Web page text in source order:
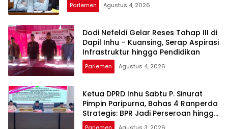
Parlemen Agustus 4, 2026
Dodi Nefeldi Gelar Reses Tahap III di
Dapil Inhu – Kuansing, Serap Aspirasi
Infrastruktur hingga Pendidikan
Parlemen Agustus 4, 2026
Ketua DPRD Inhu Sabtu P. Sinurat
Pimpin Paripurna, Bahas 4 Ranperda
Strategis: BPR Jadi Perseroan hingga
Rencana Induk Pariwisata
Parlemen Agustus 3, 2026